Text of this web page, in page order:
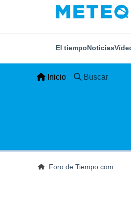
El tiempoNoticias
Inicio Buscar
Foro de Tiempo.com